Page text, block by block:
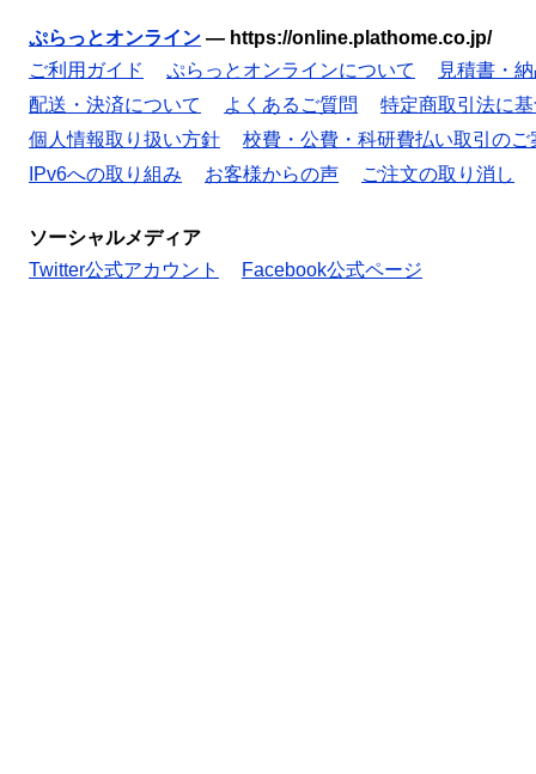
ぷらっとオンライン — https://online.plathome.co.jp/
ご利用ガイド
ぷらっとオンラインについて
見積書・
配送・決済について
よくあるご質問
特定商取引法に
個人情報取り扱い方針
校費・公費・科研費払い取引のご
IPv6への取り組み
お客様からの声 ご注文の取り消し
ソーシャルメディア
Twitter公式アカウント
Facebook公式ページ